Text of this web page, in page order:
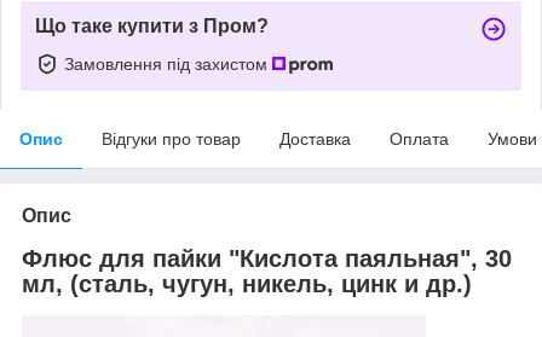
Що таке купити з Пром?
Замовлення під захистом
Опис Відгуки про товар Доставка Оплата Умови
Опис
Флюс для пайки "Кислота паяльная", 30
мл, (сталь, чугун, никель, цинк и др.)